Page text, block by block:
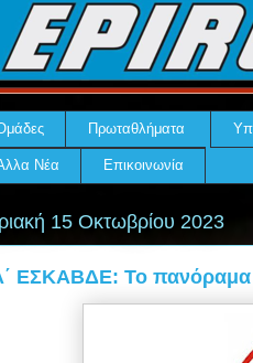
Πρωταθλήματα
Νέα Επικοινωνία
15 Οκτωβρίου 2023
ΕΣΚΑΒΔΕ: Το πανόραμα